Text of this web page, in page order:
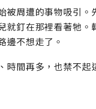
被周遭的事物吸引
就釘在那裡看著牠
邊不想走了。
時間再多，也禁不